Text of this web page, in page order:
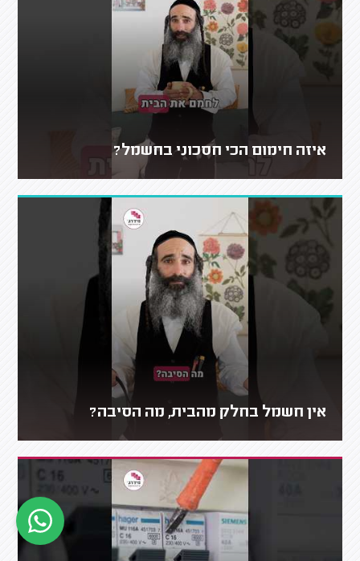
איזה חימום הכי חסכוני בחשמל?
אין חשמל בחלק מהבית, מה הסיבה?